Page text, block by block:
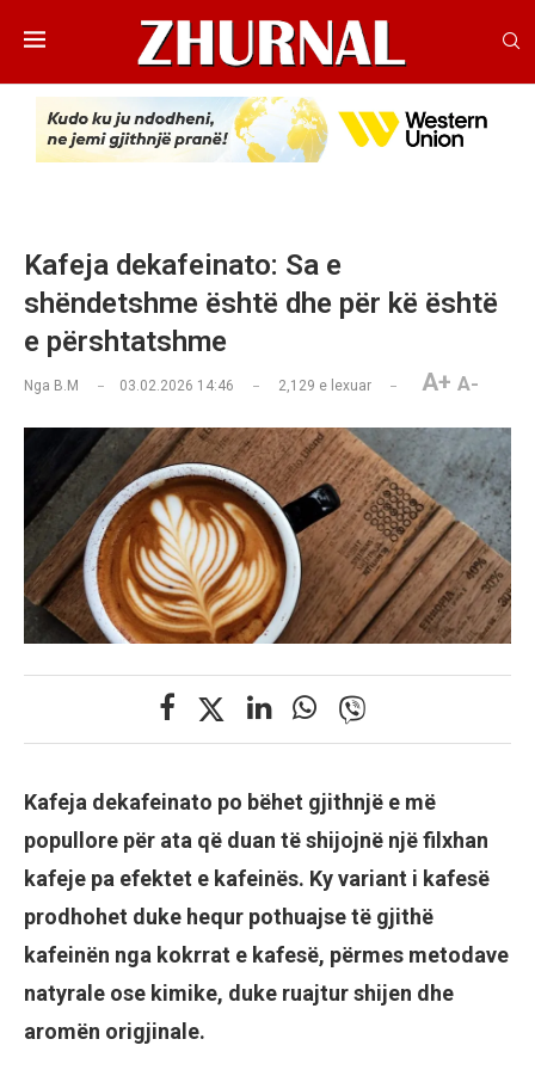
Kafeja dekafeinato: Sa e
shëndetshme është dhe për kë është
e përshtatshme
Nga B.M 03.02.2026 14:46 2,129 e lexuar A+ A-
Kafeja dekafeinato po bëhet gjithnjë e më
popullore për ata që duan të shijojnë një filxhan
kafeje pa efektet e kafeinës. Ky variant i kafesë
prodhohet duke hequr pothuajse të gjithë
kafeinën nga kokrrat e kafesë, përmes metodave
natyrale ose kimike, duke ruajtur shijen dhe
aromën origjinale.